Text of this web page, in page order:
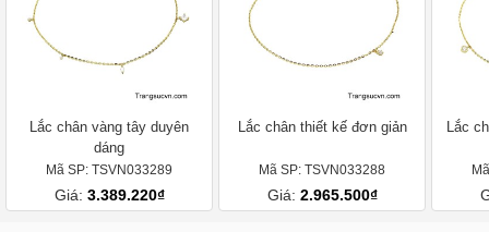
Lắc chân vàng tây duyên
dáng
Mã SP: TSVN033289
Giá: 3.389.220₫
Lắc chân thiết kế đơn giản
Mã SP: TSVN033288
Giá: 2.965.500₫
Lắc